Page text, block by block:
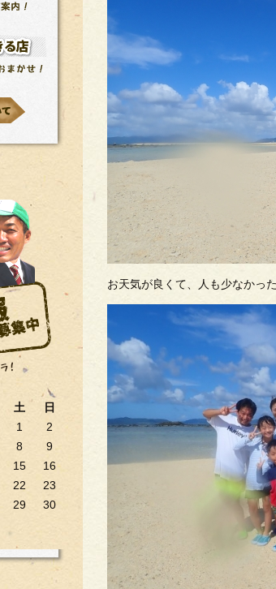
土
日
1
2
8
9
15
16
22
23
29
30
お天気が良くて、人も少なかっ